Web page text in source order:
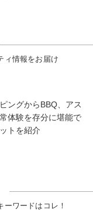
ィ情報をお届け
ングからBBQ、アス
体験を存分に堪能で
トを紹介
ワードはコレ！